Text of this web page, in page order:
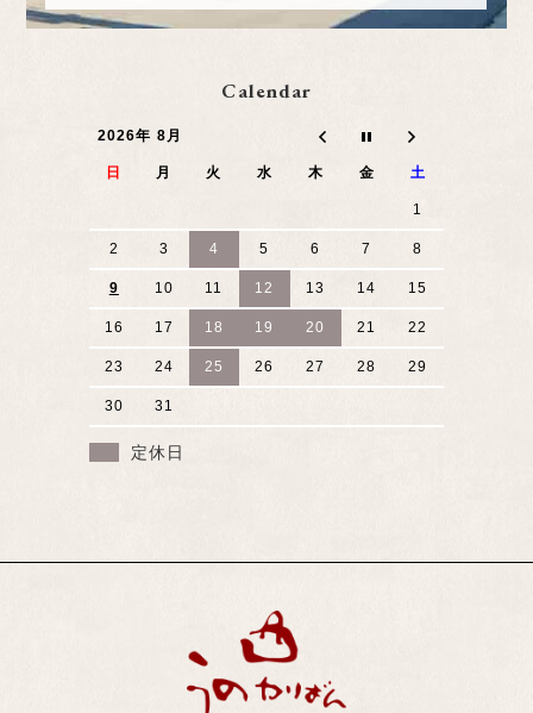
Calendar
2026年 8月
日 月 火 水 木 金 土
1
2 3 4 5 6 7 8
9 10 11 12 13 14 15
16 17 18 19 20 21 22
23 24 25 26 27 28 29
30 31
定休日